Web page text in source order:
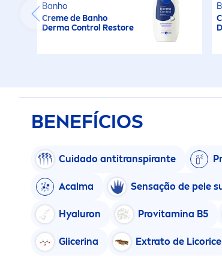
Banho
Cremede Banho
Derma Control Restore
BENEFÍCIOS
Cuidado antitranspirante
Acalma Sensação de pele
Hyaluron Provitamina B5
Glicerina Extrato de Licorice